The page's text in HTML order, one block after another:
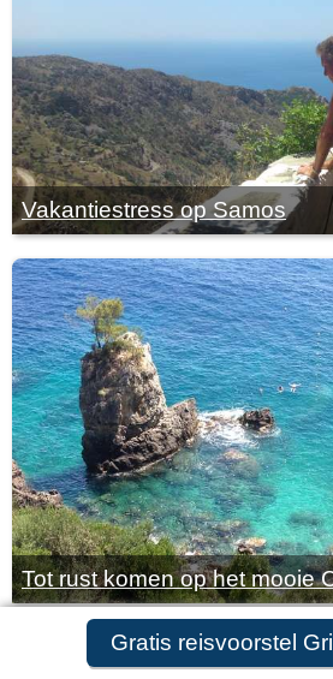
Gratis reisvoorstel
Gratis reisvoorstel
Vakantiestress op Samos
Tot rust komen op het mooie